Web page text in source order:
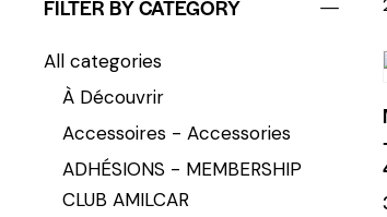
FILTER BY CATEGORY
All categories
À Découvrir
Accessoires - Accessories
ADHÉSIONS - MEMBERSHIP
CLUB AMILCAR